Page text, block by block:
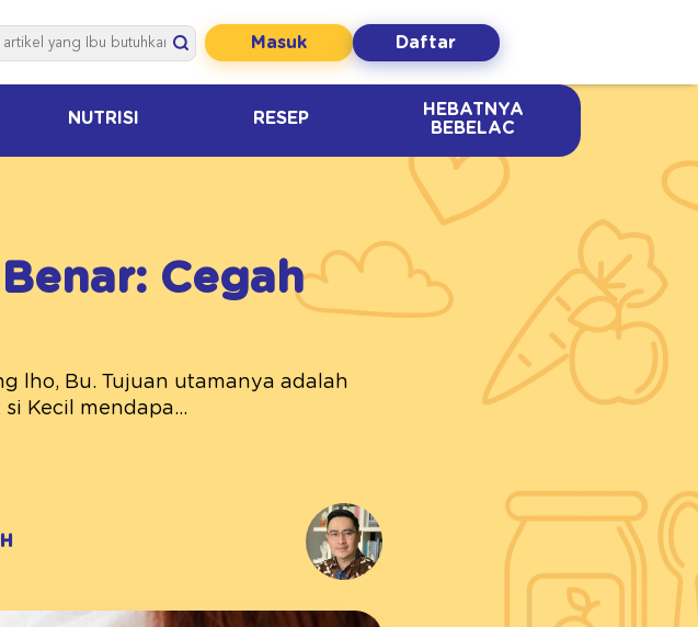
Masuk Daftar
NUTRISI RESEP
HEBATNYA
BEBELAC
Cegah
lho, Bu. Tujuan utamanya adalah
Kecil mendapa...